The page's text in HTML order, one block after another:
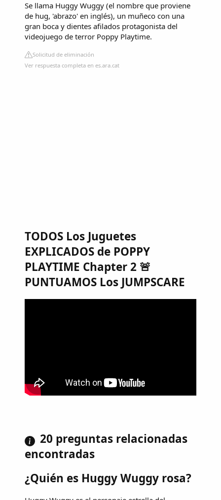
Se llama Huggy Wuggy (el nombre que proviene
de hug, 'abrazo' en inglés), un muñeco con una
gran boca y dientes afilados protagonista del
videojuego de terror Poppy Playtime.
Solicitud de eliminación
Ver respuesta completa en es.ara.cat
TODOS Los Juguetes
EXPLICADOS de POPPY
PLAYTIME Chapter 2 🚨
PUNTUAMOS Los JUMPSCARE
20 preguntas relacionadas
encontradas
¿Quién es Huggy Wuggy rosa?